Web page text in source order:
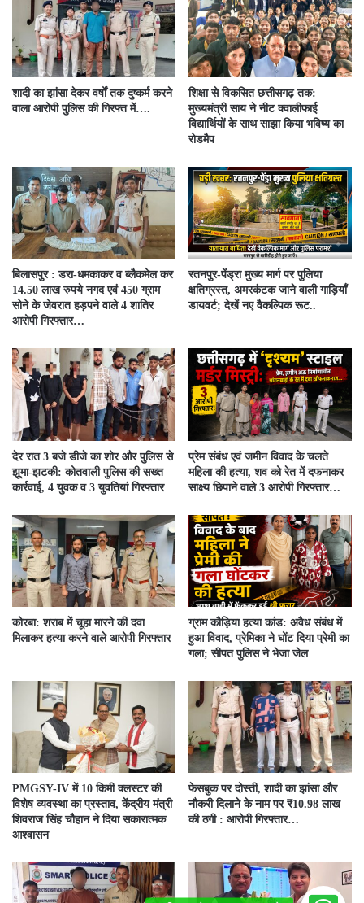
शादी का झांसा देकर वर्षों तक दुष्कर्म करने
वाला आरोपी पुलिस की गिरफ्त में….
शिक्षा से विकसित छत्तीसगढ़ तक:
मुख्यमंत्री साय ने नीट क्वालीफाई
विद्यार्थियों के साथ साझा किया भविष्य का
रोडमैप
बिलासपुर : डरा-धमकाकर व ब्लैकमेल कर
14.50 लाख रुपये नगद एवं 450 ग्राम
सोने के जेवरात हड़पने वाले 4 शातिर
आरोपी गिरफ्तार…
रतनपुर-पेंड्रा मुख्य मार्ग पर पुलिया
क्षतिग्रस्त, अमरकंटक जाने वाली गाड़ियाँ
डायवर्ट; देखें नए वैकल्पिक रूट..
देर रात 3 बजे डीजे का शोर और पुलिस से
झूमा-झटकी: कोतवाली पुलिस की सख्त
कार्रवाई, 4 युवक व 3 युवतियां गिरफ्तार
प्रेम संबंध एवं जमीन विवाद के चलते
महिला की हत्या, शव को रेत में दफनाकर
साक्ष्य छिपाने वाले 3 आरोपी गिरफ्तार…
कोरबा: शराब में चूहा मारने की दवा
मिलाकर हत्या करने वाले आरोपी गिरफ्तार
ग्राम कौड़िया हत्या कांड: अवैध संबंध में
हुआ विवाद, प्रेमिका ने घोंट दिया प्रेमी का
गला; सीपत पुलिस ने भेजा जेल
PMGSY-IV में 10 किमी क्लस्टर की
विशेष व्यवस्था का प्रस्ताव, केंद्रीय मंत्री
शिवराज सिंह चौहान ने दिया सकारात्मक
आश्वासन
फेसबुक पर दोस्ती, शादी का झांसा और
नौकरी दिलाने के नाम पर ₹10.98 लाख
की ठगी : आरोपी गिरफ्तार…